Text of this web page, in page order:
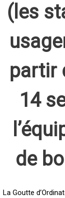
(les
partir
14
de
La Goutte